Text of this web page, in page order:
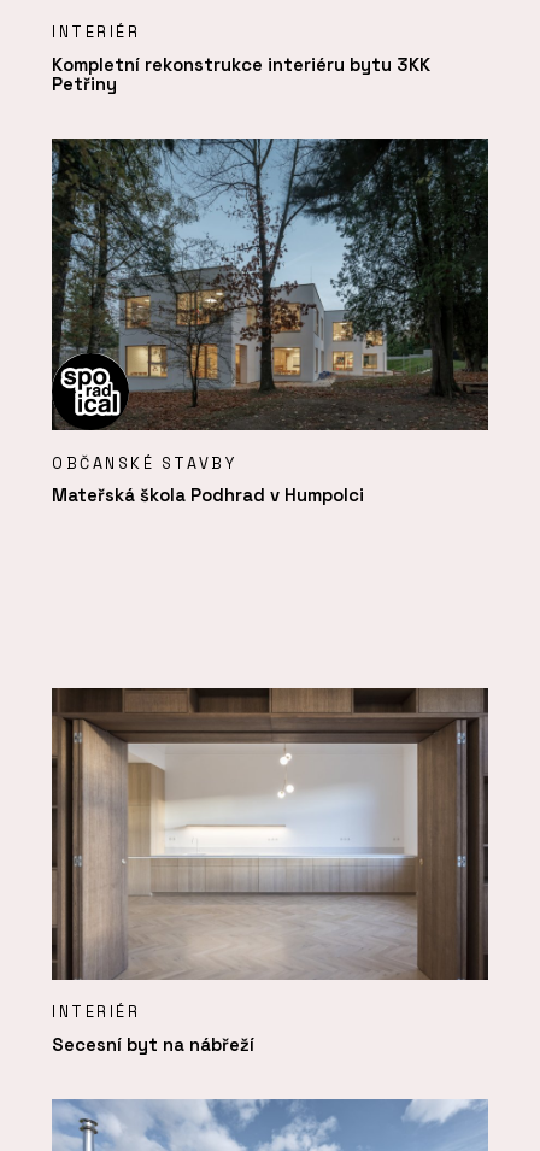
INTERIÉR
Kompletní rekonstrukce interiéru bytu 3KK
Petřiny
OBČANSKÉ STAVBY
Mateřská škola Podhrad v Humpolci
INTERIÉR
Secesní byt na nábřeží